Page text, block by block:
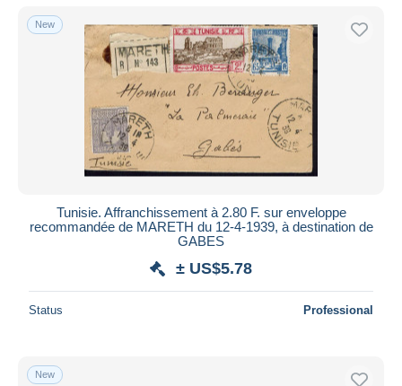
New
Tunisie. Affranchissement à 2.80 F. sur enveloppe
recommandée de MARETH du 12-4-1939, à destination de
GABES
± US$5.78
Status Professional
New